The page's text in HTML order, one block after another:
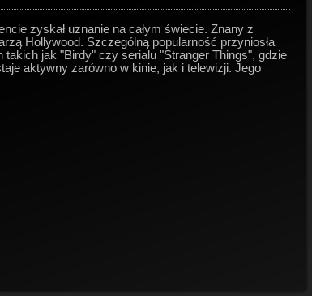
zyskał uznanie na całym świecie. Znany z
Hollywood. Szczególną popularność przyniosła
jak "Birdy" czy serialu "Stranger Things", gdzie
aktywny zarówno w kinie, jak i telewizji. Jego